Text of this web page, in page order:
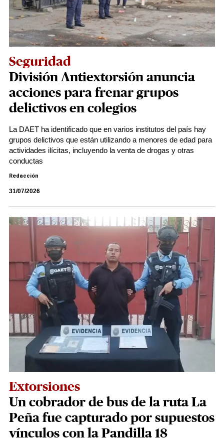
Seguridad
División Antiextorsión anuncia
acciones para frenar grupos
delictivos en colegios
La DAET ha identificado que en varios institutos del país hay
grupos delictivos que están utilizando a menores de edad para
actividades ilícitas, incluyendo la venta de drogas y otras
conductas
Redacción
31/07/2026
Extorsiones
Un cobrador de bus de la ruta La
Peña fue capturado por supuestos
vínculos con la Pandilla 18